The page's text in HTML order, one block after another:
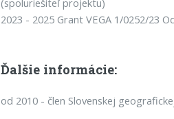
(spoluriešiteľ projektu)
2023 - 2025 Grant VEGA 1/0252/23
Ďalšie informácie:
od 2010 - člen Slovenskej